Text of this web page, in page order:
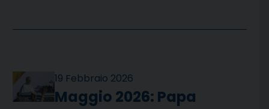
19 Febbraio 2026
Maggio 2026: Papa